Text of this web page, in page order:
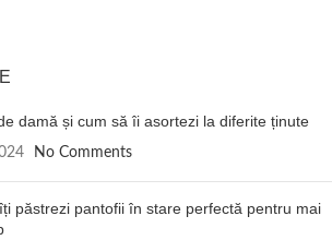
damă și cum să îi asortezi la diferite ținute
No Comments
păstrezi pantofii în stare perfectă pentru mai